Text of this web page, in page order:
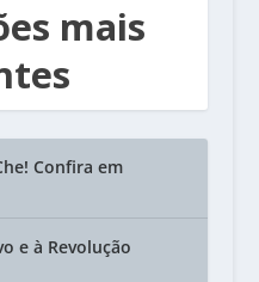
mais
Confira em
e à Revolução